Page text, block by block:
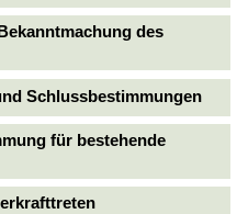
des
Schlussbestimmungen
für bestehende